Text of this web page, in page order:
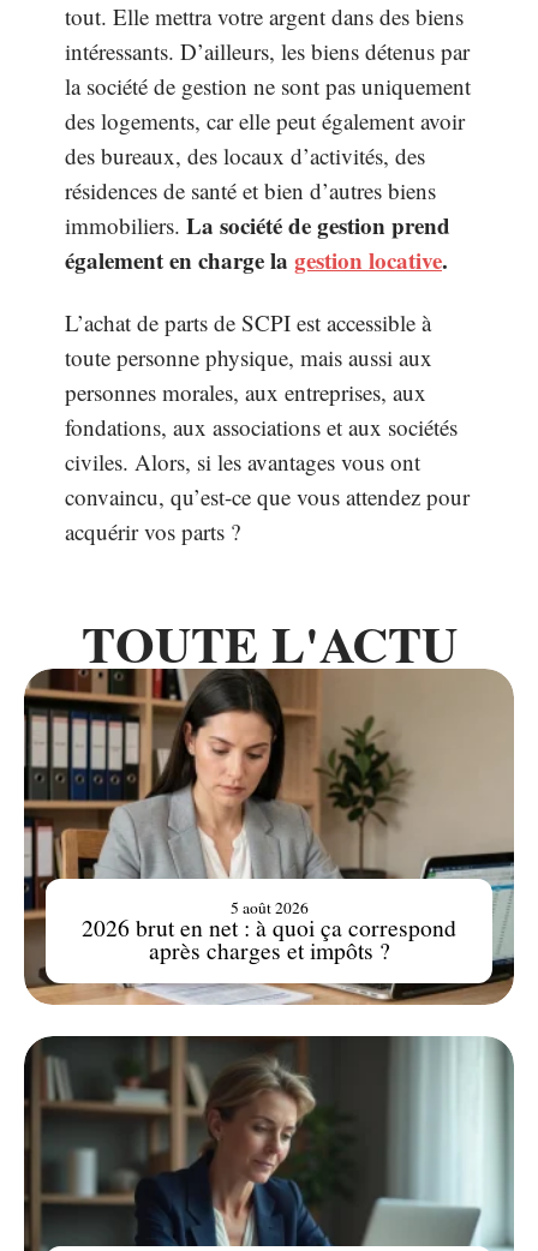
tout. Elle mettra votre argent dans des biens
intéressants. D’ailleurs, les biens détenus par
la société de gestion ne sont pas uniquement
des logements, car elle peut également avoir
des bureaux, des locaux d’activités, des
résidences de santé et bien d’autres biens
immobiliers. La société de gestion prend
également en charge la gestion locative.
L’achat de parts de SCPI est accessible à
toute personne physique, mais aussi aux
personnes morales, aux entreprises, aux
fondations, aux associations et aux sociétés
civiles. Alors, si les avantages vous ont
convaincu, qu’est-ce que vous attendez pour
acquérir vos parts ?
TOUTE L'ACTU
2026 brut en net : à quoi ça correspond
après charges et impôts ?
5 août 2026